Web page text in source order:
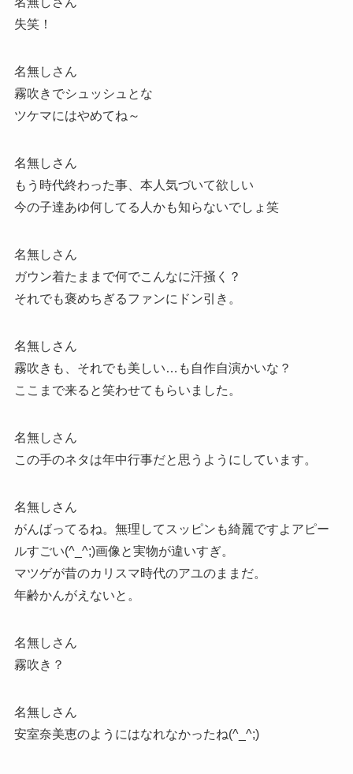
失笑！
名無しさん
霧吹きでシュッシュとな
ツケマにはやめてね～
名無しさん
もう時代終わった事、本人気づいて欲しい
今の子達あゆ何してる人かも知らないでしょ笑
名無しさん
ガウン着たままで何でこんなに汗掻く？
それでも褒めちぎるファンにドン引き。
名無しさん
霧吹きも、それでも美しい…も自作自演かいな？
ここまで来ると笑わせてもらいました。
名無しさん
この手のネタは年中行事だと思うようにしています。
名無しさん
がんばってるね。無理してスッピンも綺麗ですよアピー
ルすごい(^_^;)画像と実物が違いすぎ。
マツゲが昔のカリスマ時代のアユのままだ。
年齢かんがえないと。
名無しさん
霧吹き？
名無しさん
安室奈美恵のようにはなれなかったね(^_^;)